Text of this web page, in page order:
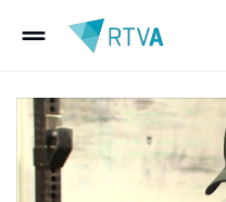
drag_handle